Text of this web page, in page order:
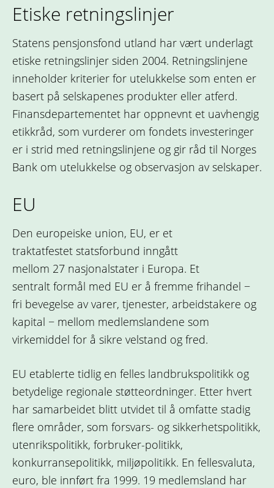
Etiske retningslinjer
Statens pensjonsfond utland har vært underlagt
etiske retningslinjer siden 2004. Retningslinjene
inneholder kriterier for utelukkelse som enten er
basert på selskapenes produkter eller atferd.
Finansdepartementet har oppnevnt et uavhengig
etikkråd, som vurderer om fondets investeringer
er i strid med retningslinjene og gir råd til Norges
Bank om utelukkelse og observasjon av selskaper.
EU
Den europeiske union, EU, er et
traktatfestet statsforbund inngått
mellom 27 nasjonalstater i Europa. Et
sentralt formål med EU er å fremme frihandel −
fri bevegelse av varer, tjenester, arbeidstakere og
kapital − mellom medlemslandene som
virkemiddel for å sikre velstand og fred.
EU etablerte tidlig en felles landbrukspolitikk og
betydelige regionale støtteordninger. Etter hvert
har samarbeidet blitt utvidet til å omfatte stadig
flere områder, som forsvars- og sikkerhetspolitikk,
utenrikspolitikk, forbruker-politikk,
konkurransepolitikk, miljøpolitikk. En fellesvaluta,
euro, ble innført fra 1999. 19 medlemsland har